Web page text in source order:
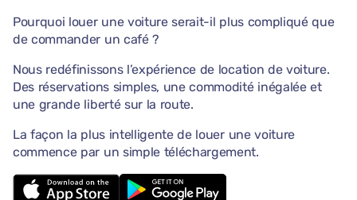
Pourquoi louer une voiture serait-il plus compliqué que
de commander un café ?
Nous redéfinissons l’expérience de location de voiture.
Des réservations simples, une commodité inégalée et
une grande liberté sur la route.
La façon la plus intelligente de louer une voiture
commence par un simple téléchargement.